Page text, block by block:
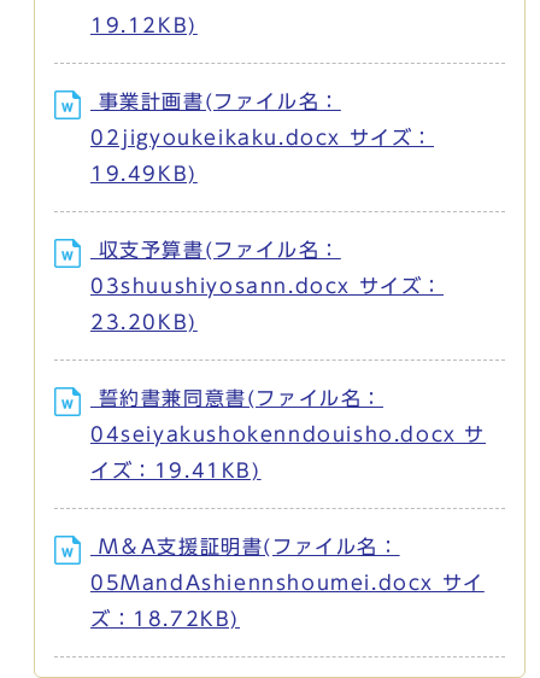
19.12KB)
事業計画書(ファイル名：
02jigyoukeikaku.docx サイズ：
19.49KB)
収支予算書(ファイル名：
03shuushiyosann.docx サイズ：
23.20KB)
誓約書兼同意書(ファイル名：
04seiyakushokenndouisho.docx サ
イズ：19.41KB)
M＆A支援証明書(ファイル名：
05MandAshiennshoumei.docx サイ
ズ：18.72KB)